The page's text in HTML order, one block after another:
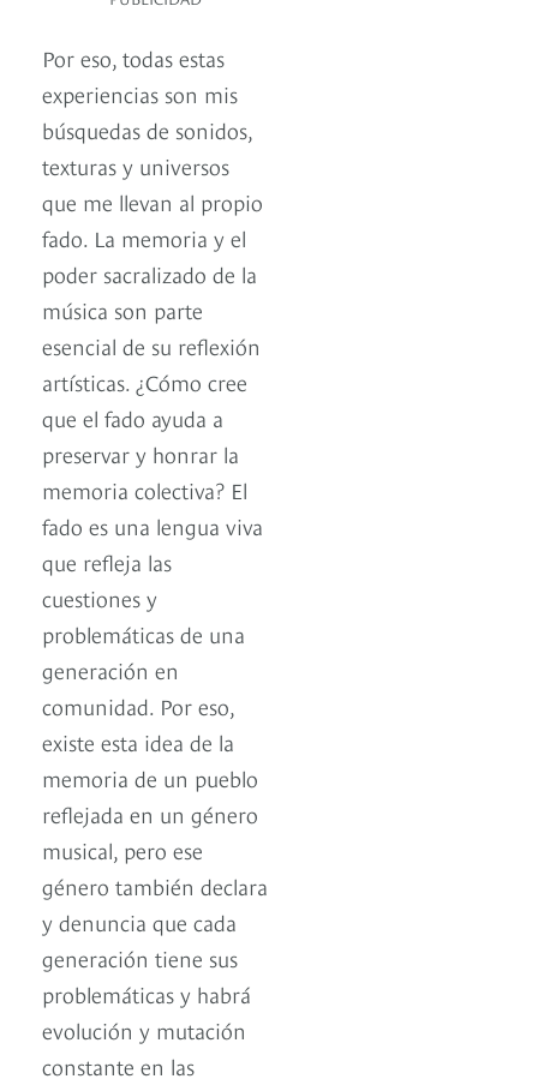
Por eso, todas estas
experiencias son mis
búsquedas de sonidos,
texturas y universos
que me llevan al propio
fado. La memoria y el
poder sacralizado de la
música son parte
esencial de su reflexión
artísticas. ¿Cómo cree
que el fado ayuda a
preservar y honrar la
memoria colectiva? El
fado es una lengua viva
que refleja las
cuestiones y
problemáticas de una
generación en
comunidad. Por eso,
existe esta idea de la
memoria de un pueblo
reflejada en un género
musical, pero ese
género también declara
y denuncia que cada
generación tiene sus
problemáticas y habrá
evolución y mutación
constante en las